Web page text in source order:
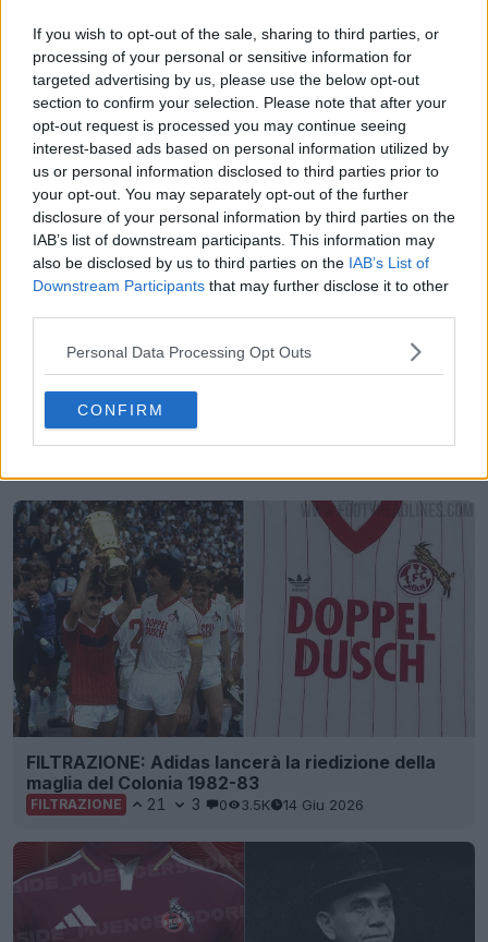
If you wish to opt-out of the sale, sharing to third parties, or
processing of your personal or sensitive information for
targeted advertising by us, please use the below opt-out
section to confirm your selection. Please note that after your
opt-out request is processed you may continue seeing
interest-based ads based on personal information utilized by
us or personal information disclosed to third parties prior to
your opt-out. You may separately opt-out of the further
disclosure of your personal information by third parties on the
IAB’s list of downstream participants. This information may
also be disclosed by us to third parties on the IAB’s List of
Downstream Participants that may further disclose it to other
Personal Data Processing Opt Outs
CONFIRM
FILTRAZIONE: Adidas lancerà la riedizione della
maglia del Colonia 1982-83
FILTRAZIONE 21 3 0 3.5K 14 Giu 2026